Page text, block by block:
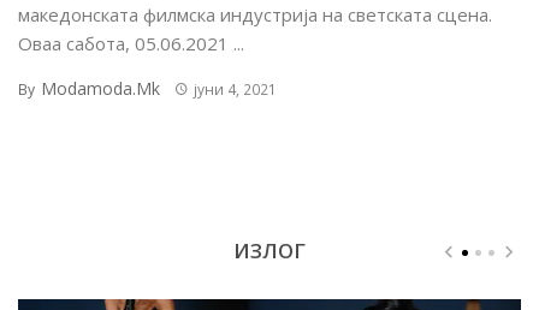
македонската филмска индустрија на светската сцена.
Оваа сабота, 05.06.2021 ...
By Modamoda.mk јуни 4, 2021
ИЗЛОГ